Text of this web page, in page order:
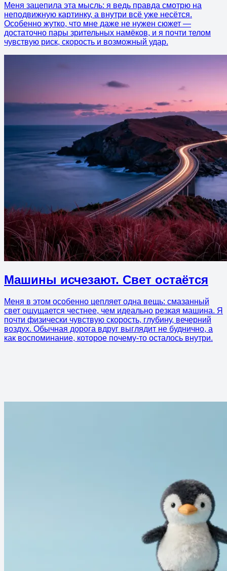
Меня зацепила эта мысль: я ведь правда смотрю на
неподвижную картинку, а внутри всё уже несётся.
Особенно жутко, что мне даже не нужен сюжет —
достаточно пары зрительных намёков, и я почти телом
чувствую риск, скорость и возможный удар.
Машины исчезают. Свет остаётся
Меня в этом особенно цепляет одна вещь: смазанный
свет ощущается честнее, чем идеально резкая машина. Я
почти физически чувствую скорость, глубину, вечерний
воздух. Обычная дорога вдруг выглядит не буднично, а
как воспоминание, которое почему-то осталось внутри.